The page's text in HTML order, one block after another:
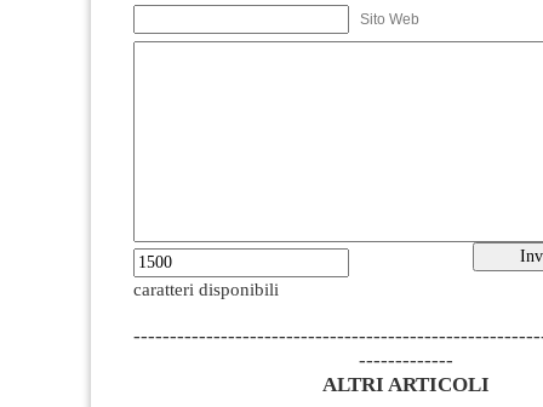
Sito Web
caratteri disponibili
-------------
ALTRI ARTICOLI